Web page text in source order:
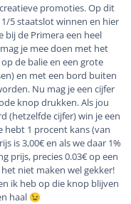
promoties. Op dit
5 staatslot winnen en hier
bij de Primera een heel
je mee doen met het
de balie en een grote
en met een bord buiten
Nu mag je een cijfer
knop drukken. Als jou
(hetzelfde cijfer) win je een
hebt 1 procent kans (van
is 3,00€ en als we daar 1%
prijs, precies 0.03€ op een
niet maken wel gekker!
ik heb op die knop blijven
haal 😉